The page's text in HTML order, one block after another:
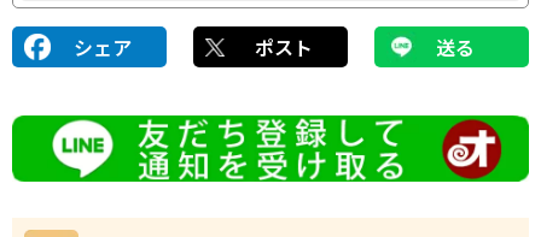
シェア ポスト 送る